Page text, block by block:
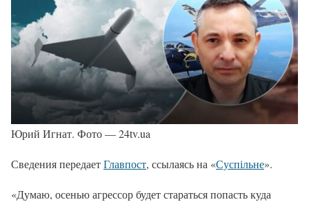
Юрий Игнат. Фото — 24tv.ua
Сведения передаетГлавпост, ссылаясь на «Суспільне».
«Думаю, осенью агрессор будет стараться попасть куда